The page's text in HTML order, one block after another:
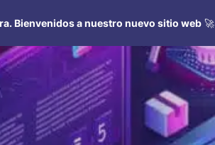
Bienvenidos a nuestro nuevo sitio web🚀